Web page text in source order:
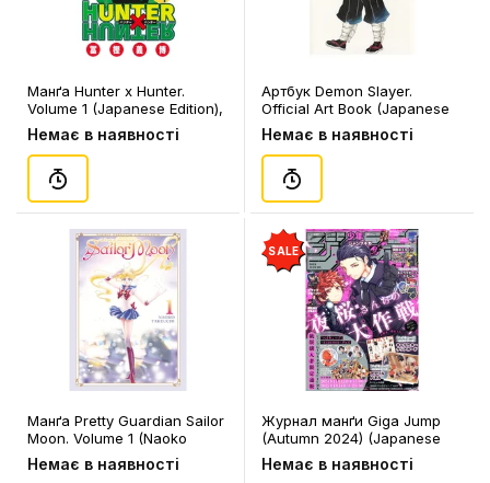
Манґа Hunter x Hunter.
Volume 1 (Japanese Edition),
(725710)
Немає в наявності
Артбук Demon Slayer.
Official Art Book (Japanese
Edition), (925876)
Немає в наявності
Манґа Pretty Guardian Sailor
Moon. Volume 1 (Naoko
Takeuchi Collection),
(512010)
Немає в наявності
SALE
Журнал манґи Giga Jump
(Autumn 2024) (Japanese
Edition), (370158)
Немає в наявності